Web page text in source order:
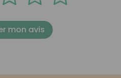
mon avis